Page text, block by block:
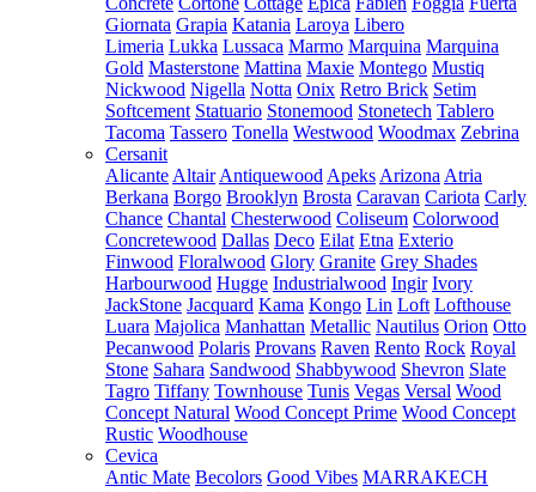
Giornata Grapia Katania Laroya Libero
Limeria Lukka Lussaca Marmo Marquina Marquina
Gold Masterstone Mattina Maxie Montego Mustiq
Nickwood Nigella Notta Onix Retro Brick Setim
Softcement Statuario Stonemood Stonetech Tablero
Tacoma Tassero Tonella Westwood Woodmax Zebrina
Cersanit
Alicante Altair Antiquewood Apeks Arizona Atria
Berkana Borgo Brooklyn Brosta Caravan Cariota Carly
Chance Chantal Chesterwood Coliseum Colorwood
Concretewood Dallas Deco Eilat Etna Exterio
Finwood Floralwood Glory Granite Grey Shades
Harbourwood Hugge Industrialwood Ingir Ivory
JackStone Jacquard Kama Kongo Lin Loft Lofthouse
Luara Majolica Manhattan Metallic Nautilus Orion Otto
Pecanwood Polaris Provans Raven Rento Rock Royal
Stone Sahara Sandwood Shabbywood Shevron Slate
Tagro Tiffany Townhouse Tunis Vegas Versal Wood
Concept Natural Wood Concept Prime Wood Concept
Rustic Woodhouse
Cevica
Antic Mate Becolors Good Vibes MARRAKECH